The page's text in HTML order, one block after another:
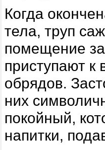
Когда
тела, труп
помещение
приступают
обрядов.
них
покойный,
напитки,